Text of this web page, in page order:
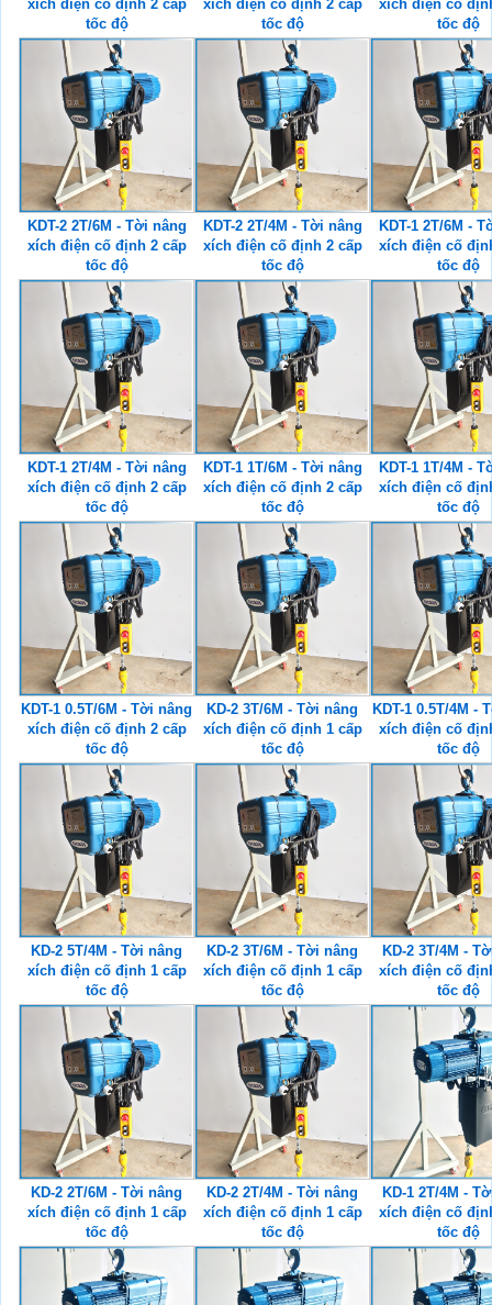
xích điện cố định 2 cấp
tốc độ
xích điện cố định 2 cấp
tốc độ
xích điện cố
tốc độ
KDT-2 2T/6M - Tời nâng
xích điện cố định 2 cấp
tốc độ
KDT-2 2T/4M - Tời nâng
xích điện cố định 2 cấp
tốc độ
KDT-1 2T/6M -
xích điện cố
tốc độ
KDT-1 2T/4M - Tời nâng
xích điện cố định 2 cấp
tốc độ
KDT-1 1T/6M - Tời nâng
xích điện cố định 2 cấp
tốc độ
KDT-1 1T/4M -
xích điện cố
tốc độ
KDT-1 0.5T/6M - Tời nâng
xích điện cố định 2 cấp
tốc độ
KD-2 3T/6M - Tời nâng
xích điện cố định 1 cấp
tốc độ
KDT-1 0.5T/4M -
xích điện cố
tốc độ
KD-2 5T/4M - Tời nâng
xích điện cố định 1 cấp
tốc độ
KD-2 3T/6M - Tời nâng
xích điện cố định 1 cấp
tốc độ
KD-2 3T/4M -
xích điện cố
tốc độ
KD-2 2T/6M - Tời nâng
xích điện cố định 1 cấp
tốc độ
KD-2 2T/4M - Tời nâng
xích điện cố định 1 cấp
tốc độ
KD-1 2T/4M -
xích điện cố
tốc độ